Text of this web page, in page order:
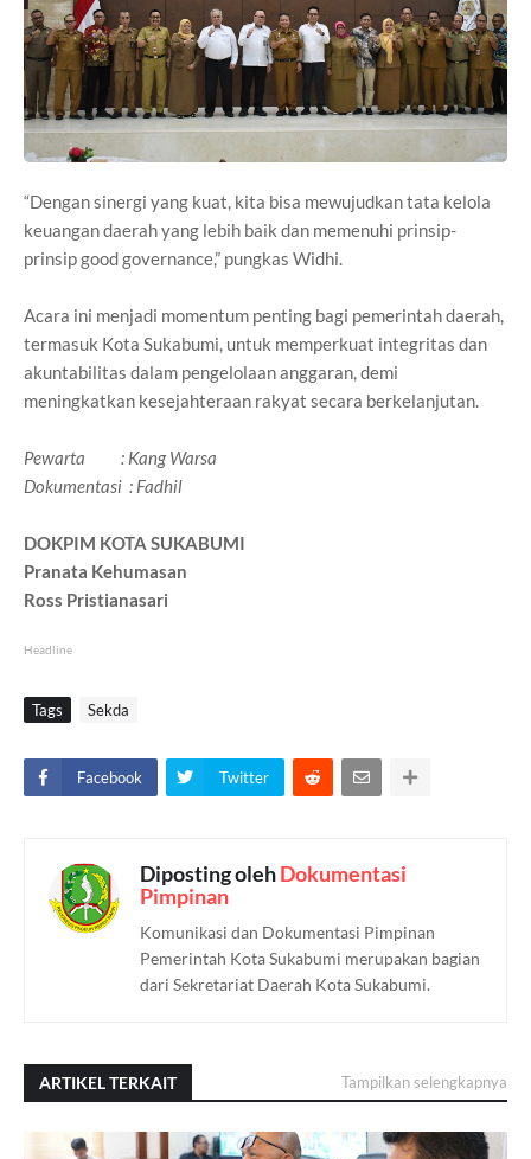
“Dengan sinergi yang kuat, kita bisa mewujudkan tata kelola
keuangan daerah yang lebih baik dan memenuhi prinsip-
prinsip good governance,” pungkas Widhi.
Acara ini menjadi momentum penting bagi pemerintah daerah,
termasuk Kota Sukabumi, untuk memperkuat integritas dan
akuntabilitas dalam pengelolaan anggaran, demi
meningkatkan kesejahteraan rakyat secara berkelanjutan.
Pewarta : Kang Warsa
Dokumentasi : Fadhil
DOKPIM KOTA SUKABUMI
Pranata Kehumasan
Ross Pristianasari
Headline
Tags Sekda
Facebook Twitter
Diposting olehDokumentasi
Pimpinan
Komunikasi dan Dokumentasi Pimpinan
Pemerintah Kota Sukabumi merupakan bagian
dari Sekretariat Daerah Kota Sukabumi.
ARTIKEL TERKAIT Tampilkan selengkapnya